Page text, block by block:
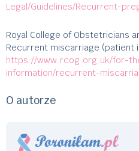
Legal/Guidelines/Recurrent-
Royal College of Obstetricians
Recurrent miscarriage (patient
https://www.rcog.org.uk/for-
information/recurrent-
O autorze